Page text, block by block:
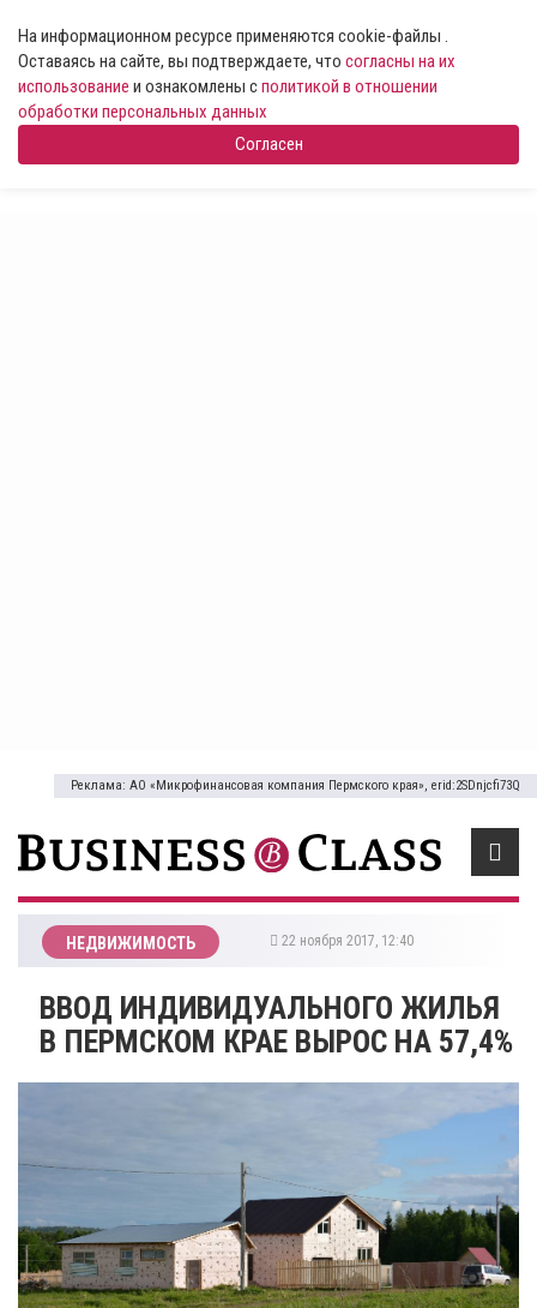
На информационном ресурсе применяются cookie-файлы .
Оставаясь на сайте, вы подтверждаете, что согласны на их
использование и ознакомлены сполитикой в отношении
обработки персональных данных
Согласен
Реклама: АО «Микрофинансовая компания Пермского края», erid:2SDnjcfi73Q
НЕДВИЖИМОСТЬ 22 ноября 2017, 12:40
ВВОД ИНДИВИДУАЛЬНОГО ЖИЛЬЯ
В ПЕРМСКОМ КРАЕ ВЫРОС НА 57,4%